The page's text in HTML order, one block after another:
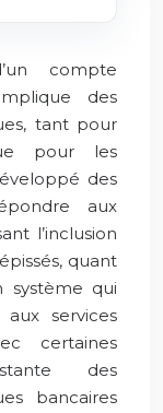
compte
des
tant pour
pour les
des
aux
l’inclusion
quant
système qui
services
certaines
des
bancaires